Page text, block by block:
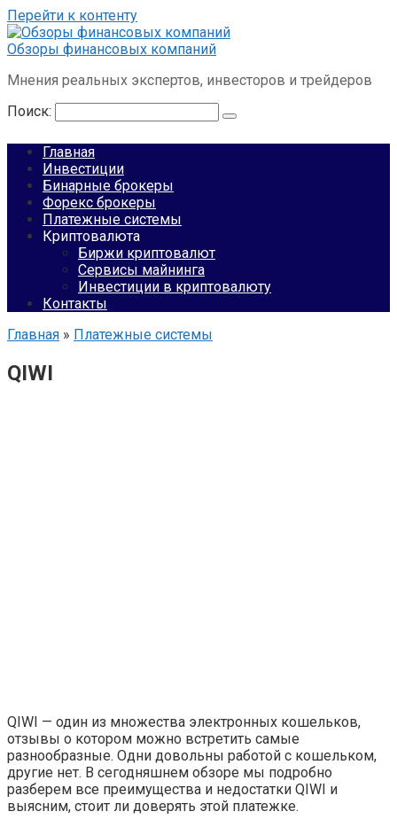
Перейти к контенту
Обзоры финансовых компаний
Мнения реальных экспертов, инвесторов и трейдеров
Поиск:
Главная
Инвестиции
Бинарные брокеры
Форекс брокеры
Платежные системы
Криптовалюта
Биржи криптовалют
Сервисы майнинга
Инвестиции в криптовалюту
Контакты
Главная » Платежные системы
QIWI
QIWI — один из множества электронных кошельков,
отзывы о котором можно встретить самые
разнообразные. Одни довольны работой с кошельком,
другие нет. В сегодняшнем обзоре мы подробно
разберем все преимущества и недостатки QIWI и
выясним, стоит ли доверять этой платежке.